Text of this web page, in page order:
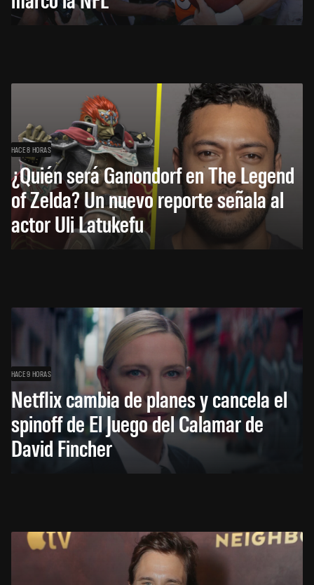
HACE 8 HORAS
¿Quién será Ganondorf en The Legend
of Zelda? Un nuevo reporte señala al
actor Uli Latukefu
HACE 9 HORAS
Netflix cambia de planes y cancela el
spinoff de El Juego del Calamar de
David Fincher